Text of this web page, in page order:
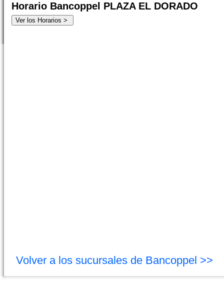
Horario Bancoppel PLAZA EL DORADO
Volver a los sucursales de Bancoppel >>